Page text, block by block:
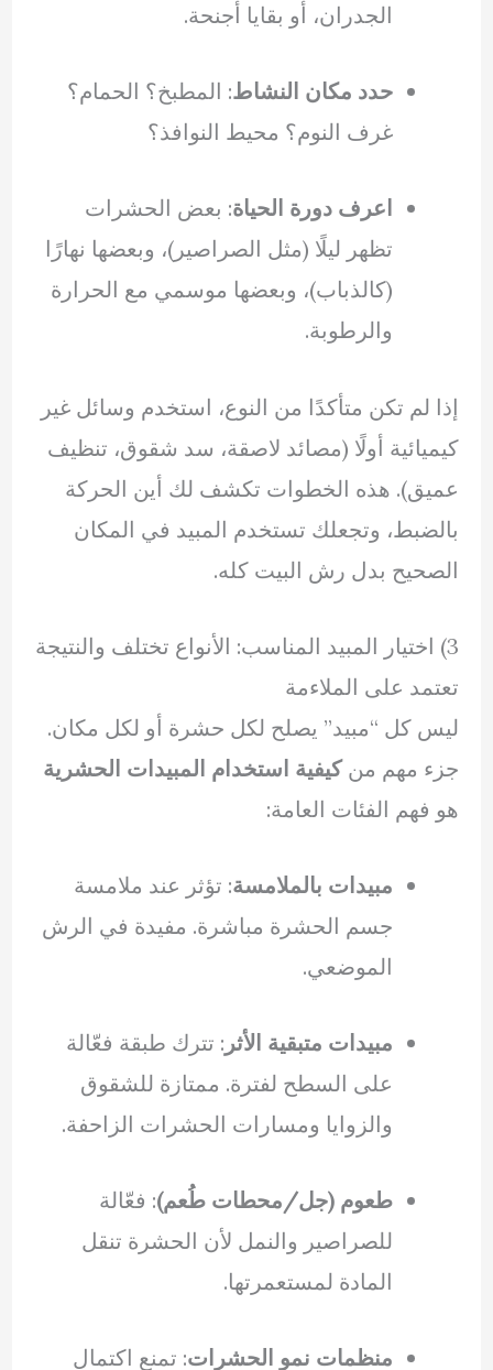
الجدران، أو بقايا أجنحة.
حدد مكان النشاط: المطبخ؟ الحمام؟
غرف النوم؟ محيط النوافذ؟
اعرف دورة الحياة: بعض الحشرات
تظهر ليلًا (مثل الصراصير)، وبعضها نهارًا
(كالذباب)، وبعضها موسمي مع الحرارة
والرطوبة.
إذا لم تكن متأكدًا من النوع، استخدم وسائل غير
كيميائية أولًا (مصائد لاصقة، سد شقوق، تنظيف
عميق). هذه الخطوات تكشف لك أين الحركة
بالضبط، وتجعلك تستخدم المبيد في المكان
الصحيح بدل رش البيت كله.
3) اختيار المبيد المناسب: الأنواع تختلف والنتيجة
تعتمد على الملاءمة
ليس كل “مبيد” يصلح لكل حشرة أو لكل مكان.
جزء مهم منكيفية استخدام المبيدات الحشرية
هو فهم الفئات العامة:
مبيدات بالملامسة: تؤثر عند ملامسة
جسم الحشرة مباشرة. مفيدة في الرش
الموضعي.
مبيدات متبقية الأثر : تترك طبقة فعّالة
على السطح لفترة. ممتازة للشقوق
والزوايا ومسارات الحشرات الزاحفة.
طعوم (جل/محطات طُعم): فعّالة
للصراصير والنمل لأن الحشرة تنقل
المادة لمستعمرتها.
منظمات نمو الحشرات: تمنع اكتمال